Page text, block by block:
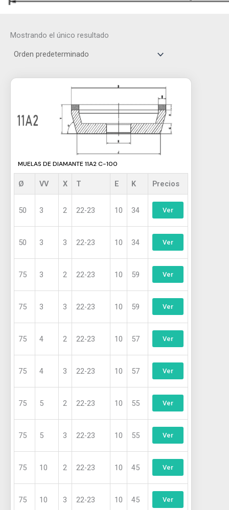
Mostrando el único resultado
MUELAS DE DIAMANTE 11A2 C-100
Ø VV X T E K Precios
50 3 2 22-23 10 34 Ver
50 3 3 22-23 10 34 Ver
75 3 2 22-23 10 59 Ver
75 3 3 22-23 10 59 Ver
75 4 2 22-23 10 57 Ver
75 4 3 22-23 10 57 Ver
75 5 2 22-23 10 55 Ver
75 5 3 22-23 10 55 Ver
75 10 2 22-23 10 45 Ver
75 10 3 22-23 10 45 Ver
múltiples
pueden
elegir
en
de